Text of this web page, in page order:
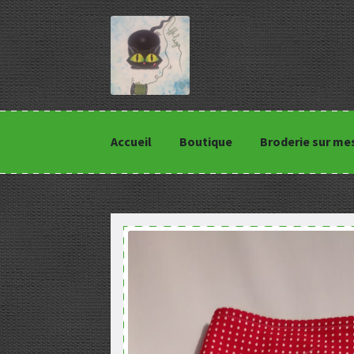
Accueil Boutique Broderie sur
Accueil Boutique Broderie sur mesure
PanierPolitique de confidentialité